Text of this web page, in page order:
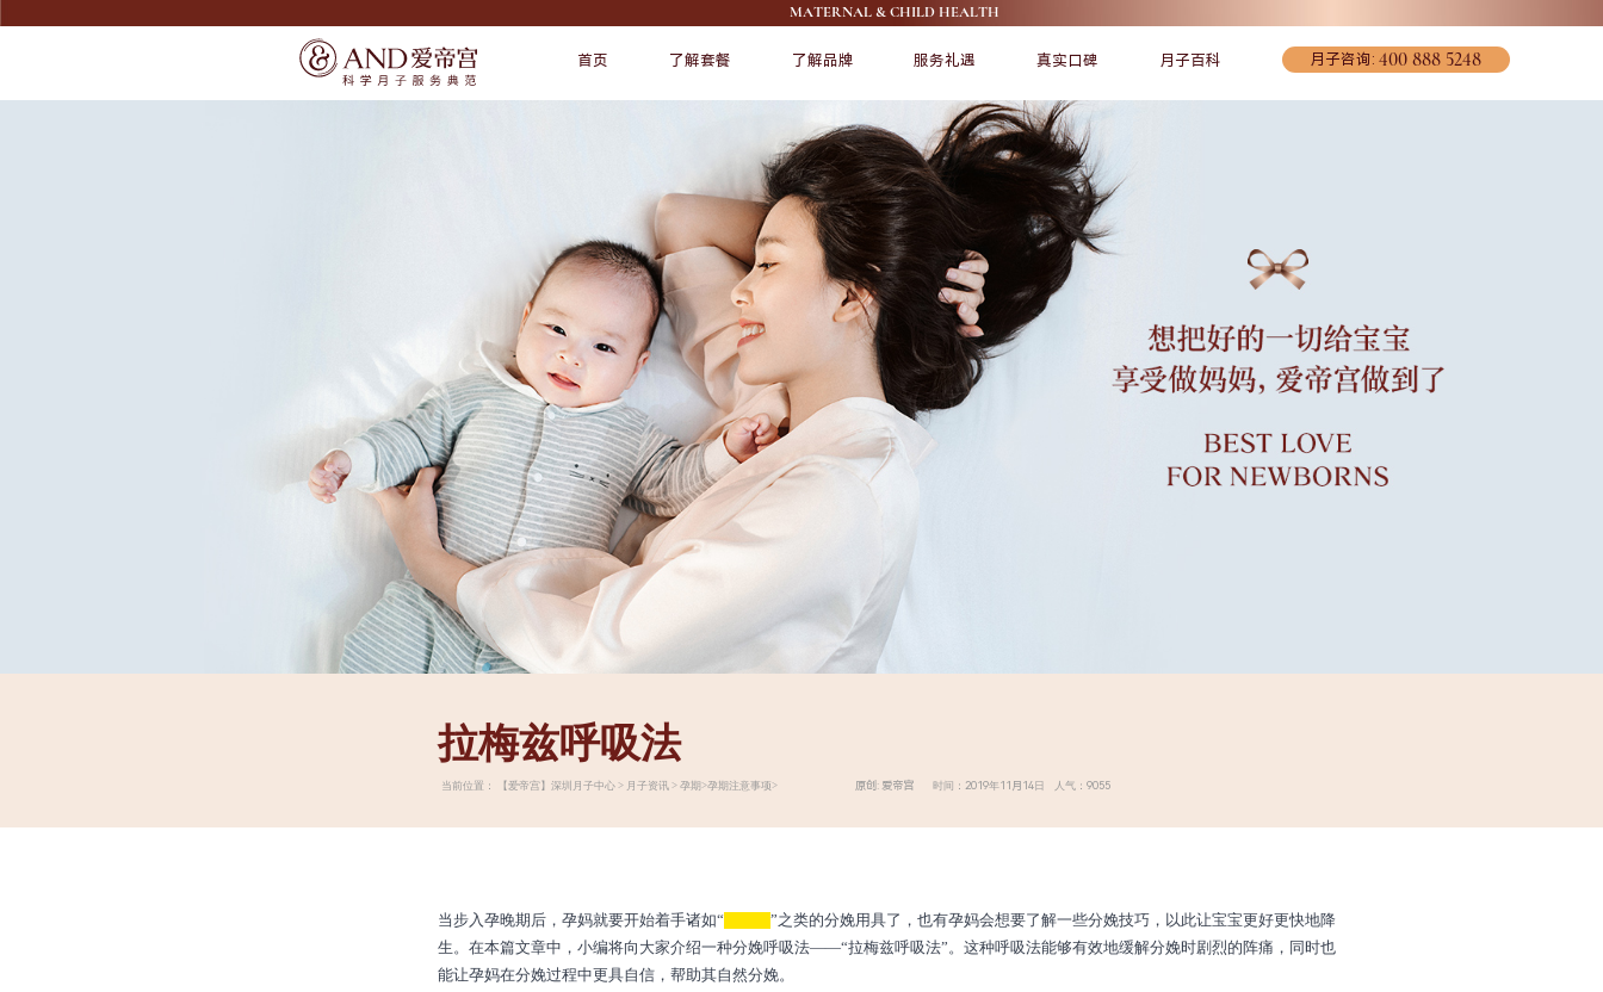
MATERNAL & CHILD HEALTH
月子咨询:400 888 5248
月子百科
真实口碑
服务礼遇
宠爱宝宝
了解品牌
了解爱帝宫
了解套餐
首页
拉梅兹呼吸法
当前位置： 【爱帝宫】深圳月子中心 > 月子资讯 >孕期>孕期注意事项> 原创: 爱帝宫 时间：2019年11月14日 人气：9055
当步入孕晚期后，孕妈就要开始着手诸如“ 待产包”之类的分娩用具了，也有孕妈会想要了解一些分娩技巧，以此让宝宝更好更快地降
生。在本篇文章中，小编将向大家介绍一种分娩呼吸法——“拉梅兹呼吸法”。这种呼吸法能够有效地缓解分娩时剧烈的阵痛，同时也
能让孕妈在分娩过程中更具自信，帮助其自然分娩。